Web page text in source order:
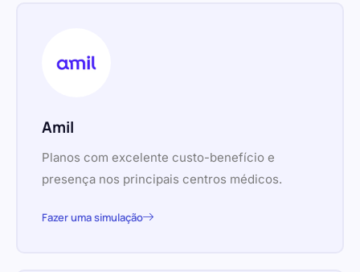
Amil
Planos com excelente custo-benefício e
presença nos principais centros médicos.
Fazer uma simulação